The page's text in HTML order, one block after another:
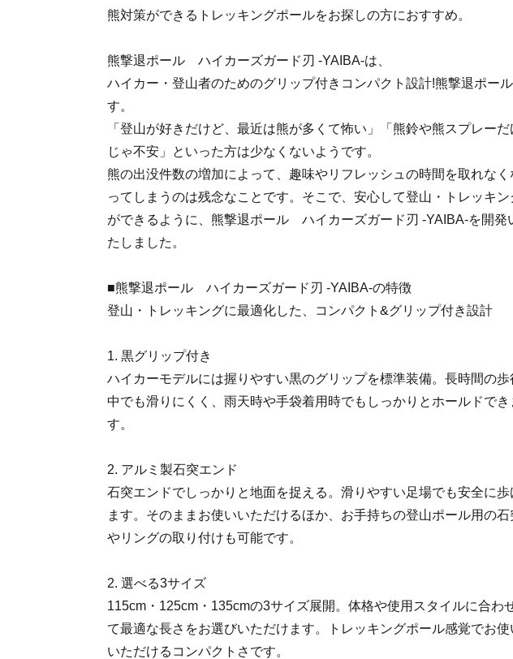
熊対策ができるトレッキングポールをお探しの方におすすめ。
熊撃退ポール ハイカーズガード刃 -YAIBA-は、
ハイカー・登山者のためのグリップ付きコンパクト設計!熊撃退ポー
す。
「登山が好きだけど、最近は熊が多くて怖い」「熊鈴や熊スプレーだ
じゃ不安」といった方は少なくないようです。
熊の出没件数の増加によって、趣味やリフレッシュの時間を取れなく
ってしまうのは残念なことです。そこで、安心して登山・トレッキン
ができるように、熊撃退ポール ハイカーズガード刃 -YAIBA-を開発
たしました。
■熊撃退ポール ハイカーズガード刃 -YAIBA-の特徴
登山・トレッキングに最適化した、コンパクト&グリップ付き設計
1. 黒グリップ付き
ハイカーモデルには握りやすい黒のグリップを標準装備。長時間の歩
中でも滑りにくく、雨天時や手袋着用時でもしっかりとホールドでき
す。
2. アルミ製石突エンド
石突エンドでしっかりと地面を捉える。滑りやすい足場でも安全に歩
ます。そのままお使いいただけるほか、お手持ちの登山ポール用の石
やリングの取り付けも可能です。
2. 選べる3サイズ
115cm・125cm・135cmの3サイズ展開。体格や使用スタイルに合わ
て最適な長さをお選びいただけます。トレッキングポール感覚でお使
いただけるコンパクトさです。